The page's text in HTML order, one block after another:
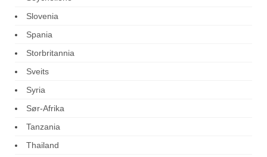
Slovenia
Spania
Storbritannia
Sveits
Syria
Sør-Afrika
Tanzania
Thailand